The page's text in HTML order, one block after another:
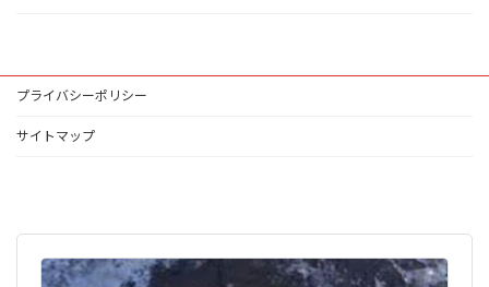
プライバシーポリシー
サイトマップ